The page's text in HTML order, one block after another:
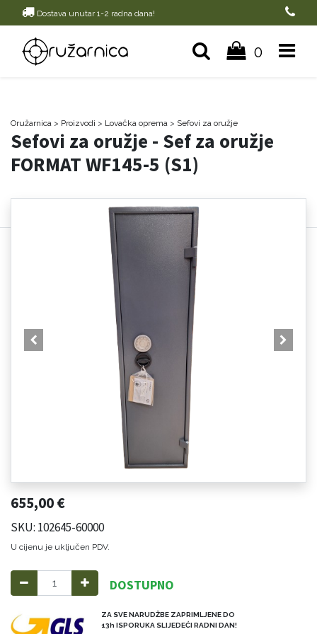
Dostava unutar 1-2 radna dana!
0
Oružarnica > Proizvodi > Lovačka oprema > Sefovi za oružje
Sefovi za oružje - Sef za oružje
FORMAT WF145-5 (S1)
655,00€
SKU: 102645-60000
U cijenu je uključen PDV.
DOSTUPNO
ZA SVE NARUDŽBE ZAPRIMLJENE DO
13h ISPORUKA SLIJEDEĆI RADNI DAN!